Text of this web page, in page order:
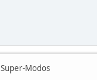
Super-Modos